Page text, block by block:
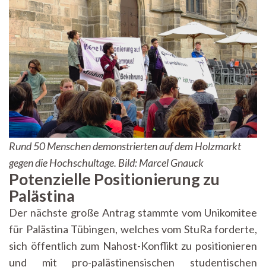
Rund 50 Menschen demonstrierten auf dem Holzmarkt
gegen die Hochschultage. Bild: Marcel Gnauck
Potenzielle Positionierung zu
Palästina
Der nächste große Antrag stammte vom Unikomitee
für Palästina Tübingen, welches vom StuRa forderte,
sich öffentlich zum Nahost-Konflikt zu positionieren
und mit pro-palästinensischen studentischen